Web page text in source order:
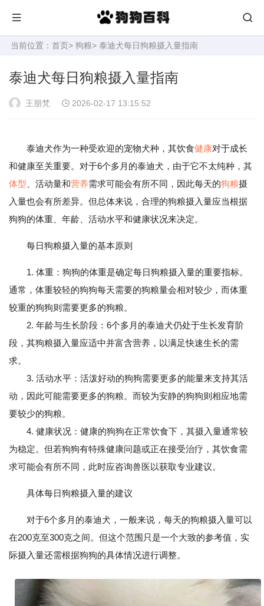
当前位置： 首页> 狗粮> 泰迪犬每日狗粮摄入量指南
泰迪犬每日狗粮摄入量指南
王朋梵 2026-02-17 13:15:52
泰迪犬作为一种受欢迎的宠物犬种，其饮食健康对于成长
和健康至关重要。对于6个多月的泰迪犬，由于它不太纯种，其
体型 、活动量和营养需求可能会有所不同，因此每天的狗粮摄
入量也会有所差异。但总体来说，合理的狗粮摄入量应当根据
狗狗的体重、年龄、活动水平和健康状况来决定。
每日狗粮摄入量的基本原则
1. 体重：狗狗的体重是确定每日狗粮摄入量的重要指标。
通常，体重较轻的狗狗每天需要的狗粮量会相对较少，而体重
较重的狗狗则需要更多的狗粮。
2. 年龄与生长阶段：6个多月的泰迪犬仍处于生长发育阶
段，其狗粮摄入量应适中并富含营养，以满足快速生长的需
求。
3. 活动水平：活泼好动的狗狗需要更多的能量来支持其活
动，因此可能需要更多的狗粮。而较为安静的狗狗则相应地需
要较少的狗粮。
4. 健康状况：健康的狗狗在正常饮食下，其摄入量通常较
为稳定。但若狗狗有特殊健康问题或正在接受治疗，其饮食需
求可能会有所不同，此时应咨询兽医以获取专业建议。
具体每日狗粮摄入量的建议
对于6个多月的泰迪犬，一般来说，每天的狗粮摄入量可以
在200克至300克之间。但这个范围只是一个大致的参考值，实
际摄入量还需根据狗狗的具体情况进行调整。